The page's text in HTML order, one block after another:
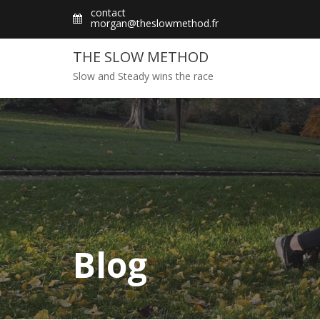
content
contact
morgan@theslowmethod.fr
THE SLOW METHOD
Slow and Steady wins the race
Blog